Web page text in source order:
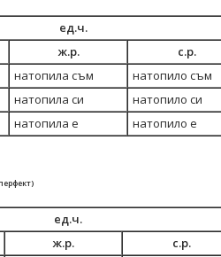
ед.ч.
ж.р.
с.р.
натопила съм
натопило съм
натопила си
натопило си
натопила е натопило е
ед.ч.
ж.р.
с.р.